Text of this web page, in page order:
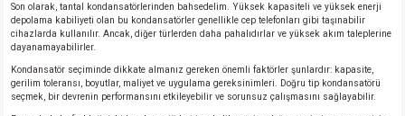
Son olarak, tantal kondansatörlerinden bahsedelim. Yüksek kapasiteli ve yüksek enerji
depolama kabiliyeti olan bu kondansatörler genellikle cep telefonları gibi taşınabilir
cihazlarda kullanılır. Ancak, diğer türlerden daha pahalıdırlar ve yüksek akım taleplerine
dayanamayabilirler.
Kondansatör seçiminde dikkate almanız gereken önemli faktörler şunlardır: kapasite,
gerilim toleransı, boyutlar, maliyet ve uygulama gereksinimleri. Doğru tip kondansatörü
seçmek, bir devrenin performansını etkileyebilir ve sorunsuz çalışmasını sağlayabilir.